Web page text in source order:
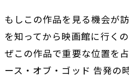
もしこの作品を見る機会が
を知ってから映画館に行く
ぜこの作品で重要な位置を
ース・オブ・ゴッド 告発の